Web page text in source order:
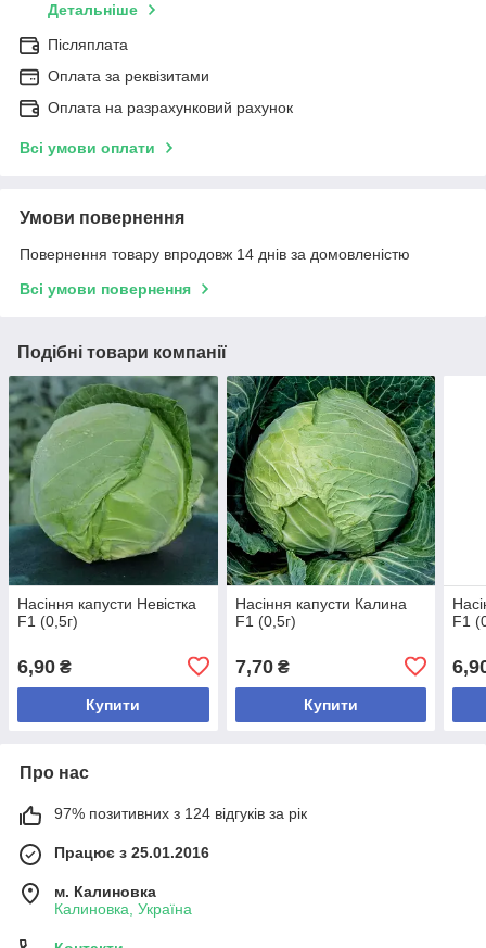
Детальніше
Післяплата
Оплата за реквізитами
Оплата на разрахунковий рахунок
Всі умови оплати
Умови повернення
Повернення товару впродовж 14 днів за домовленістю
Всі умови повернення
Подібні товари компанії
Насіння капусти Невістка
F1 (0,5г)
6,90 ₴
Купити
Насіння капусти Калина
F1 (0,5г)
7,70₴
Купити
F1
Про нас
97% позитивних з 124 відгуків за рік
Працює з 25.01.2016
м. Калиновка
Калиновка, Україна